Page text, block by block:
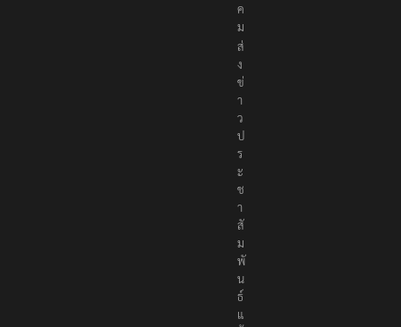
ค
ม
ส่
ง
ข่
า
ว
ป
ร
ะ
ช
า
สั
ม
พั
น
ธ์
แ